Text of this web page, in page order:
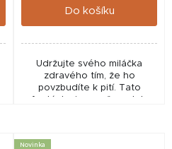
Do košíku
Udržujte svého miláčka
zdravého tím, že ho
povzbudíte k pití. Tato
fontánka je navržena tak,
Novinka